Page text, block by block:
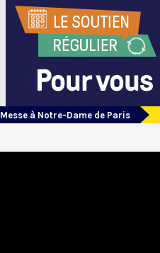
Messe à Notre-Dame de Paris